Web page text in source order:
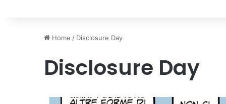
Home / Disclosure Day
Disclosure Day